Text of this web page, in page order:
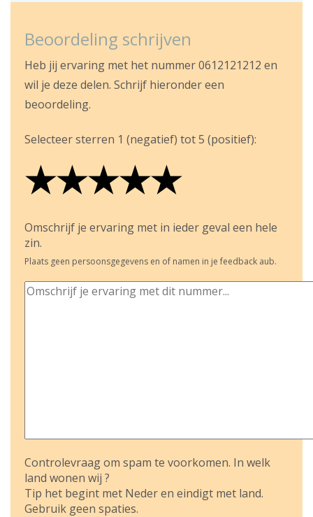
Beoordeling schrijven
Heb jij ervaring met het nummer 0612121212 en
wil je deze delen. Schrijf hieronder een
beoordeling.
Selecteer sterren 1 (negatief) tot 5 (positief):
★
★★
★★★
★★★★
★★★★★
Omschrijf je ervaring met in ieder geval een hele
zin.
Plaats geen persoonsgegevens en of namen in je feedback aub.
Controlevraag om spam te voorkomen. In welk
land wonen wij ?
Tip het begint met Neder en eindigt met land.
Gebruik geen spaties.